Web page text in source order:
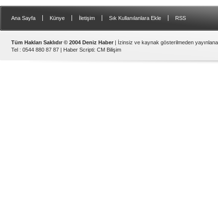
Ana Sayfa Künye İletişim Sık Kullanılanlara Ekle RSS
Tüm Hakları Saklıdır © 2004 Deniz Haber | İzinsiz ve kaynak gösterilmeden
Tel : 0544 880 87 87 | Haber Scripti: CM Bilişim